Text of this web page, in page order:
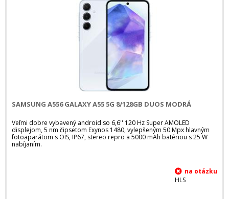
SAMSUNG A556 GALAXY A55 5G 8/128GB DUOS MODRÁ
Veľmi dobre vybavený android so 6,6'' 120 Hz Super AMOLED
displejom, 5 nm čipsetom Exynos 1480, vylepšeným 50 Mpx hlavným
fotoaparátom s OIS, IP67, stereo repro a 5000 mAh batériou s 25 W
nabíjaním.
HLS